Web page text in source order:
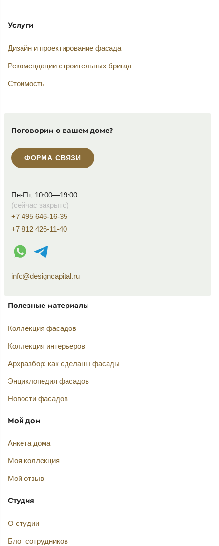
Услуги
Дизайн и проектирование фасада
Рекомендации строительных бригад
Стоимость
Поговорим о вашем доме?
ФОРМА СВЯЗИ
Пн-Пт, 10:00—19:00
(сейчас закрыто)
+7 495 646-16-35
+7 812 426-11-40
WhatsApp контакт
Telegram контакт
info@designcapital.ru
Полезные материалы
Коллекция фасадов
Коллекция интерьеров
Архразбор: как сделаны фасады
Энциклопедия фасадов
Новости фасадов
Мой дом
Анкета дома
Моя коллекция
Мой отзыв
Студия
О студии
Блог сотрудников